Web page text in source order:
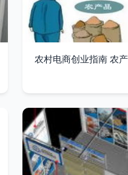
农村电商创业指南 农